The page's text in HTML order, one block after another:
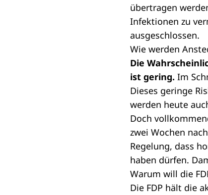
übertragen
Infektionen zu
ausgeschlossen.
Wie werden
Die
ist gering. Im
Dieses geringe
werden heute
Doch
zwei Wochen
Regelung, dass
haben dürfen.
Warum will die
Die FDP hält die